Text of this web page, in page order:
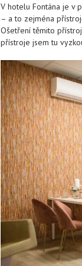
V hotelu Fontána je v
– a to zejména
Ošetření těmito
přístroje jsem tu